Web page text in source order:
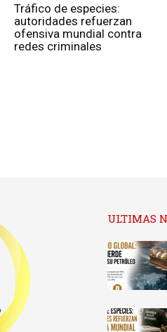
Tráfico de especies:
autoridades refuerzan
ofensiva mundial contra
redes criminales
ULTIMAS